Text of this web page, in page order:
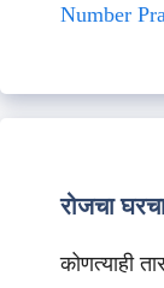
Number
रोजचा
कोणत्याही